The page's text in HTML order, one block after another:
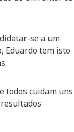
se a um
Eduardo tem isto
todos cuidam uns